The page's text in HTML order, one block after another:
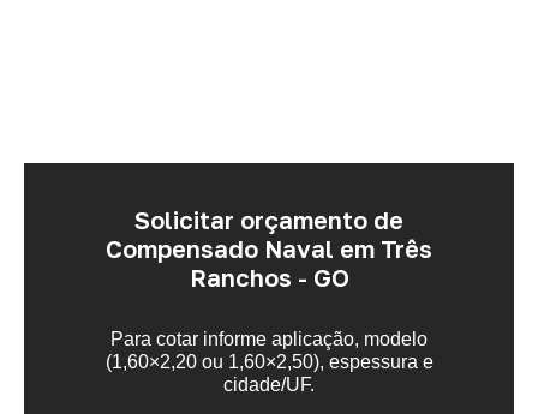
Solicitar orçamento de
Compensado Naval em Três
Ranchos - GO
Para cotar informe aplicação, modelo
(1,60×2,20 ou 1,60×2,50), espessura e
cidade/UF.